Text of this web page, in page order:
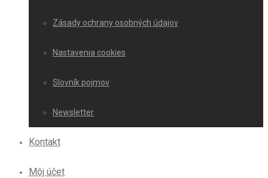
Zásady ochrany osobných údajov
Nastavenia cookies
Slovník pojmov
Newsletter
Kontakt
Môj účet